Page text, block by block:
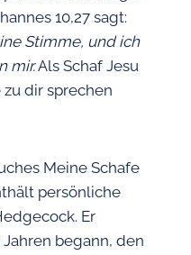
10,27 sagt:
Stimme, und ich
mir.Als Schaf Jesu
dir sprechen
Meine Schafe
persönliche
Er
begann, den